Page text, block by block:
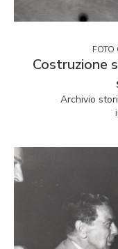
FOTO
Costruzione
Archivio